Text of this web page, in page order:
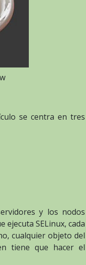
se centra en tres
y los nodos
ejecuta SELinux, cada
cualquier objeto del
tiene que hacer el